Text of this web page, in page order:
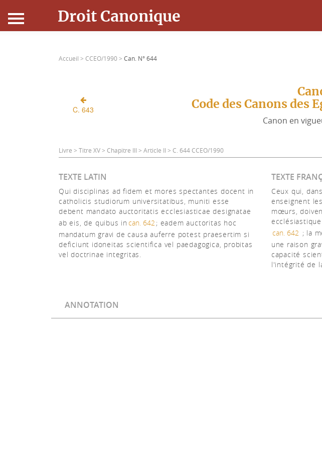
Droit Canonique
Connexion
Accueil > CCEO/1990 > Can. N° 644
C. 643
Code des Canons des
Canon en
Livre > Titre XV > Chapitre III > Article II > C. 644 CCEO/1990
TEXTE LATIN
Qui disciplinas ad fidem et mores spectantes docent in
catholicis studiorum universitatibus, muniti esse
debent mandato auctoritatis ecclesiasticae designatae
ab eis, de quibus in can. 642 ; eadem auctoritas hoc
mandatum gravi de causa auferre potest praesertim si
deficiunt idoneitas scientifica vel paedagogica, probitas
vel doctrinae integritas.
TEXTE
Ceux qui,
enseignent
mœurs,
can. 642 ; la
une raison
capacité
l'intégrité de
ANNOTATION